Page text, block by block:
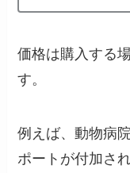
価格は購入する
す。
例えば、動物病
ポートが付加さ